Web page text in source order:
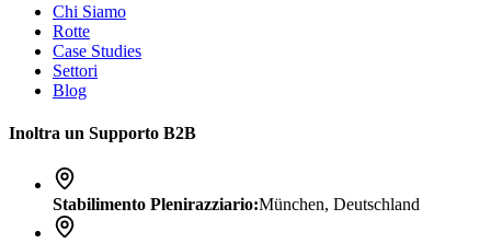
Chi Siamo
Rotte
Case Studies
Settori
Blog
Inoltra un Supporto B2B
Stabilimento Plenirazziario:München, Deutschland